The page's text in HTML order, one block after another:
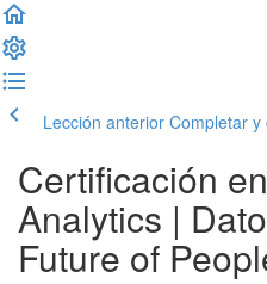
Lección anterior Completar y
Certificación
Analytics |
Future of